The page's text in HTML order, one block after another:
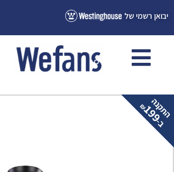
לתוכן
יבואן רשמי של